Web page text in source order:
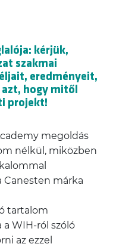
kérjük,
szakmai
eredményeit,
hogy mitől
projekt!
megoldás
nélkül, miközben
márka
tartalom
a WIH-ról szóló
az ezzel